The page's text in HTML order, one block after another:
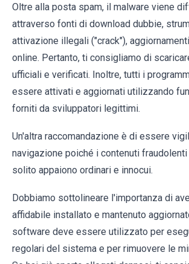
Oltre alla posta spam, il malware viene
attraverso fonti di download dubbie,
attivazione illegali ("crack"),
online. Pertanto, ti consigliamo di
ufficiali e verificati. Inoltre, tutti i
essere attivati ​​e aggiornati utilizzando
forniti da sviluppatori legittimi.
Un'altra raccomandazione è di essere
navigazione poiché i contenuti
solito appaiono ordinari e innocui.
Dobbiamo sottolineare l'importanza di
affidabile installato e mantenuto
software deve essere utilizzato per
regolari del sistema e per rimuovere le